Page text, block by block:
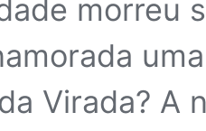
morreu
Virada? A